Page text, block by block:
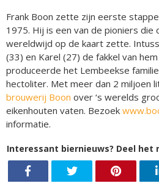
Frank Boon zette zijn eerste
1975. Hij is een van de pioniers die
wereldwijd op de kaart zette.
(33) en Karel (27) de fakkel van
produceerde het Lembeekse
hectoliter. Met meer dan 2 miljoen
brouwerij Boon over ‘s werelds
eikenhouten vaten. Bezoek
informatie.
Interessant biernieuws? Deel het